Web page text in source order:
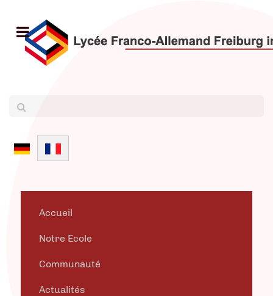
Sélectionnez votre langue
Accueil
Notre Ecole
Communauté
Actualités